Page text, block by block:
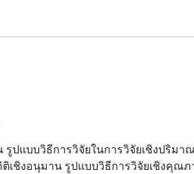
แบบวิธีการวิจัยในการวิจัยเชิงปริมา
เชิงอนุมาน รูปแบบวิธีการวิจัยเชิงคุณ